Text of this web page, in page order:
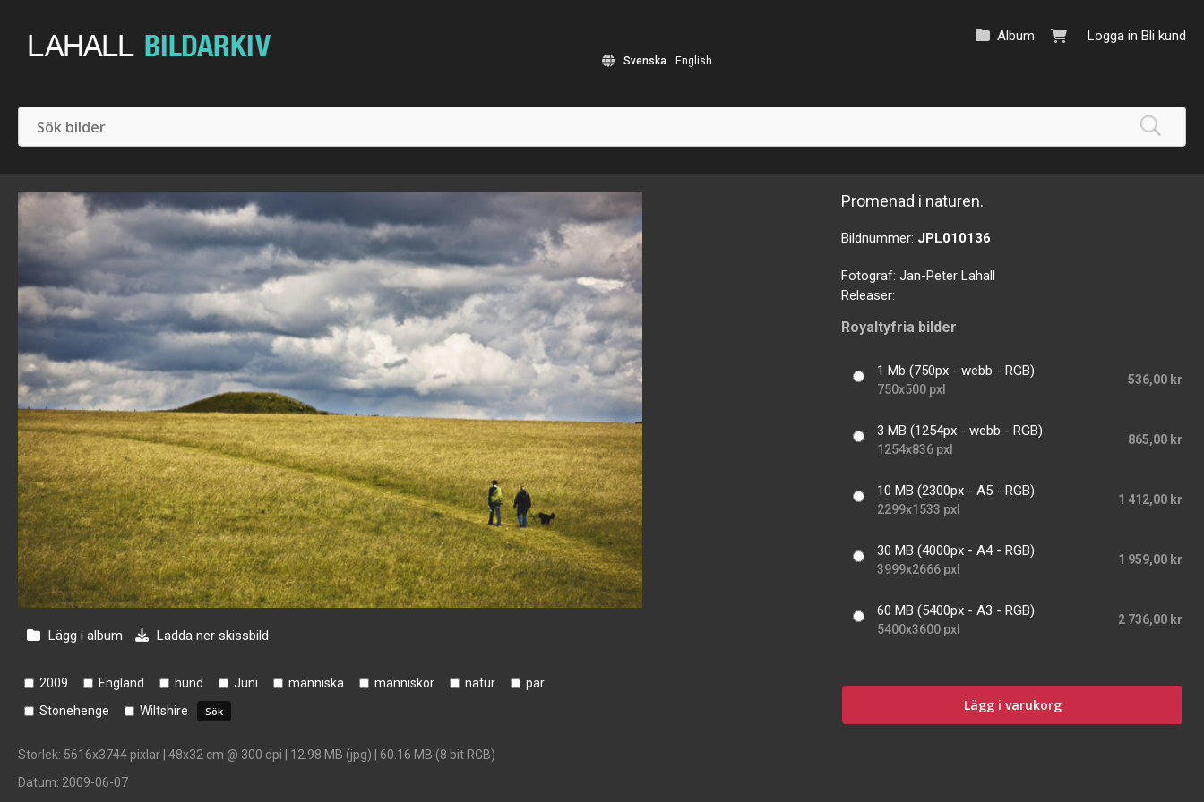
Logga in Bli kund
Album
Svenska English
Lägg i album Ladda ner skissbild
2009 England hund Juni människa människor natur
par
Stonehenge
Wiltshire
Storlek: 5616x3744 pixlar | 48x32 cm @ 300 dpi | 12.98 MB (jpg) | 60.16 MB (8 bit RGB)
Datum: 2009-06-07
Promenad i naturen.
Bildnummer: JPL010136
Fotograf:Jan-Peter Lahall
Releaser:
Royaltyfria bilder
1 Mb (750px - webb - RGB)
750x500 pxl
536,00 kr
3 MB (1254px - webb - RGB)
1254x836 pxl
865,00 kr
10 MB (2300px - A5 - RGB)
2299x1533 pxl
1 412,00 kr
30 MB (4000px - A4 - RGB)
3999x2666 pxl
1 959,00 kr
60 MB (5400px - A3 - RGB)
5400x3600 pxl
2 736,00 kr
Lägg i varukorg